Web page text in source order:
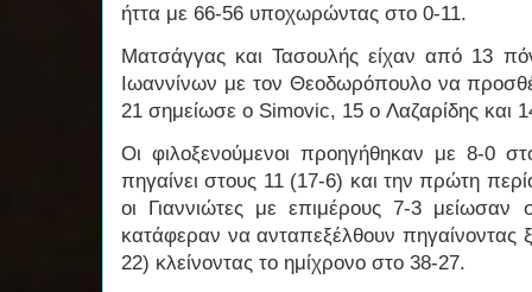
ήττα με 66-56 υποχωρώντας στο 0-11.
Ματσάγγας και Τασουλής είχαν από 13
Ιωαννίνων με τον Θεοδωρόπουλο να
21 σημείωσε ο Simovic, 15 o Λαζαρίδης και
Οι φιλοξενούμενοι προηγήθηκαν με 8-0
πηγαίνει στους 11 (17-6) και την πρώτη
οι Γιαννιώτες με επιμέρους 7-3 μείωσαν
κατάφεραν να ανταπεξέλθουν
22) κλείνοντας το ημίχρονο στο 38-27.